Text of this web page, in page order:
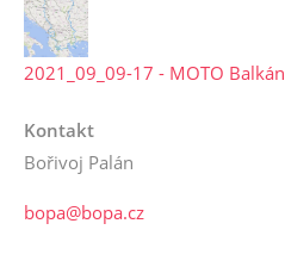
2021_09_09-17 - MOTO Balkán
Kontakt
Bořivoj Palán
bopa@bopa.cz